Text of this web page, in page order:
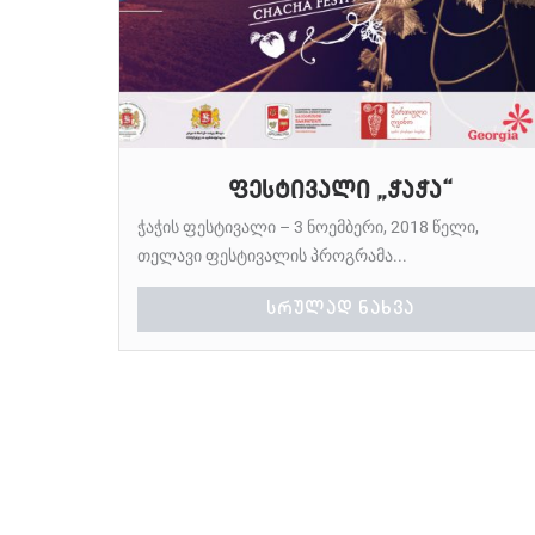
ფესტივალი „ჭაჭა“
ჭაჭის ფესტივალი – 3 ნოემბერი, 2018 წელი,
თელავი ფესტივალის პროგრამა...
ᲡᲠᲣᲚᲐᲓ ᲜᲐᲮᲕᲐ